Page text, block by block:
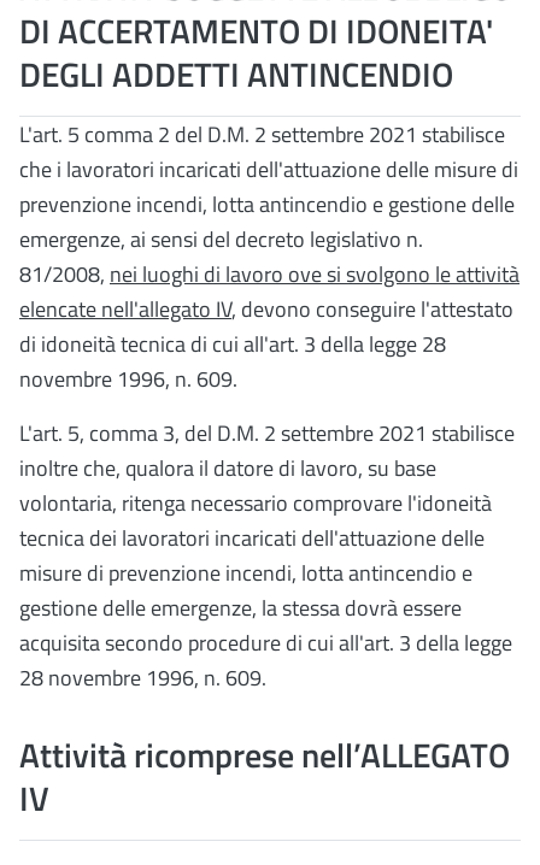
DI ACCERTAMENTO DI IDONEITA'
DEGLI ADDETTI ANTINCENDIO
L'art. 5 comma 2 del D.M. 2 settembre 2021 stabilisce
che i lavoratori incaricati dell'attuazione delle misure di
prevenzione incendi, lotta antincendio e gestione delle
emergenze, ai sensi del decreto legislativo n.
81/2008, nei luoghi di lavoro ove si svolgono le attività
elencate nell'allegato IV, devono conseguire l'attestato
di idoneità tecnica di cui all'art. 3 della legge 28
novembre 1996, n. 609.
L'art. 5, comma 3, del D.M. 2 settembre 2021 stabilisce
inoltre che, qualora il datore di lavoro, su base
volontaria, ritenga necessario comprovare l'idoneità
tecnica dei lavoratori incaricati dell'attuazione delle
misure di prevenzione incendi, lotta antincendio e
gestione delle emergenze, la stessa dovrà essere
acquisita secondo procedure di cui all'art. 3 della legge
28 novembre 1996, n. 609.
Attività ricomprese nell’ALLEGATO
IV